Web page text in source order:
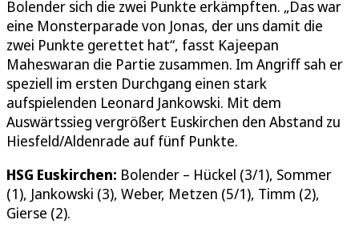
Bolender sich die zwei Punkte erkämpften. „Das war
eine Monsterparade von Jonas, der uns damit die
zwei Punkte gerettet hat“, fasst Kajeepan
Maheswaran die Partie zusammen. Im Angriff sah er
speziell im ersten Durchgang einen stark
aufspielenden Leonard Jankowski. Mit dem
Auswärtssieg vergrößert Euskirchen den Abstand zu
Hiesfeld/Aldenrade auf fünf Punkte.
HSG Euskirchen: Bolender – Hückel (3/1), Sommer
(1), Jankowski (3), Weber, Metzen (5/1), Timm (2),
Gierse (2).